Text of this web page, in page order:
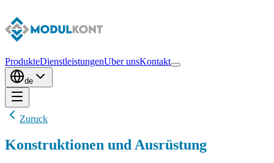
ProdukteDienstleistungenUber unsKontakt
de
Zuruck
Konstruktionen und Ausrüstung